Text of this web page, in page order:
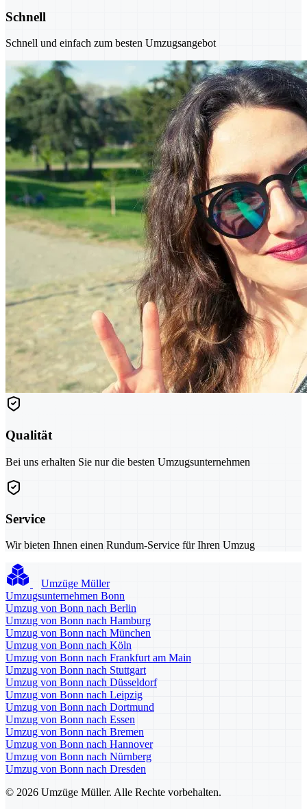
Schnell
Schnell und einfach zum besten Umzugsangebot
Qualität
Bei uns erhalten Sie nur die besten Umzugsunternehmen
Service
Wir bieten Ihnen einen Rundum-Service für Ihren Umzug
Umzüge Müller
Umzugsunternehmen Bonn
Umzug von Bonn nach Berlin
Umzug von Bonn nach Hamburg
Umzug von Bonn nach München
Umzug von Bonn nach Köln
Umzug von Bonn nach Frankfurt am Main
Umzug von Bonn nach Stuttgart
Umzug von Bonn nach Düsseldorf
Umzug von Bonn nach Leipzig
Umzug von Bonn nach Dortmund
Umzug von Bonn nach Essen
Umzug von Bonn nach Bremen
Umzug von Bonn nach Hannover
Umzug von Bonn nach Nürnberg
Umzug von Bonn nach Dresden
© 2026 Umzüge Müller. Alle Rechte vorbehalten.